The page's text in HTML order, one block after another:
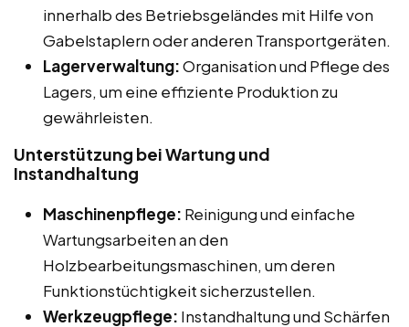
innerhalb des Betriebsgeländes mit Hilfe von
Gabelstaplern oder anderen Transportgeräten.
Lagerverwaltung:Organisation und Pflege des
Lagers, um eine effiziente Produktion zu
gewährleisten.
Unterstützung bei Wartung und
Instandhaltung
Maschinenpflege: Reinigung und einfache
Wartungsarbeiten an den
Holzbearbeitungsmaschinen, um deren
Funktionstüchtigkeit sicherzustellen.
Werkzeugpflege: Instandhaltung und Schärfen